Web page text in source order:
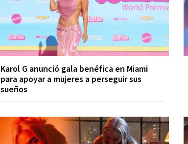
Karol G anunció gala benéfica en Miami
para apoyar a mujeres a perseguir sus
sueños